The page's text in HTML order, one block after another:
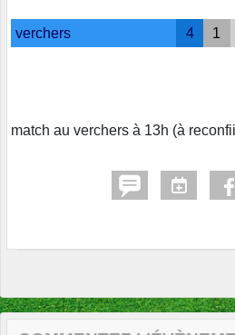
verchers 4 1
match au verchers à 13h (à